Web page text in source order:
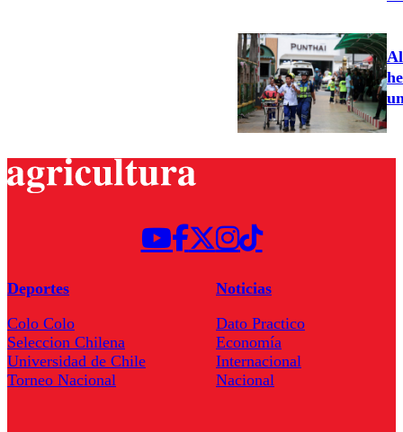
Deportes
Colo Colo
Seleccion Chilena
Universidad de Chile
Torneo Nacional
Noticias
Dato Practico
Economía
Internacional
Nacional